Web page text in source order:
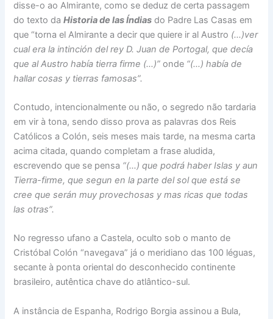
disse-o ao Almirante, como se deduz de certa passagem
do texto daHistoria de las Índias do Padre Las Casas em
que “torna el Almirante a decir que quiere ir al Austro (…)ver
cual era la intinción del rey D. Juan de Portogal, que decía
que al Austro había tierra firme (…)” onde “(…) había de
hallar cosas y tierras famosas”.
Contudo, intencionalmente ou não, o segredo não tardaria
em vir à tona, sendo disso prova as palavras dos Reis
Católicos a Colón, seis meses mais tarde, na mesma carta
acima citada, quando completam a frase aludida,
escrevendo que se pensa “(…) que podrá haber Islas y aun
Tierra-firme, que segun en la parte del sol que está se
cree que serán muy provechosas y mas ricas que todas
las otras”.
No regresso ufano a Castela, oculto sob o manto de
Cristóbal Colón “navegava” já o meridiano das 100 léguas,
secante à ponta oriental do desconhecido continente
brasileiro, autêntica chave do atlântico-sul.
A instância de Espanha, Rodrigo Borgia assinou a Bula,